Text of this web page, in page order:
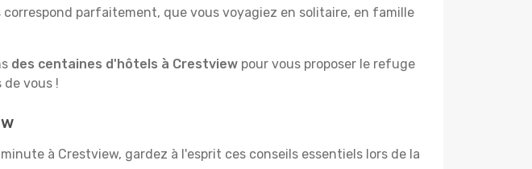
parfaitement, que vous voyagiez en solitaire, en famille
des centaines d'hôtels à Crestview pour vous proposer le refuge
vous !
à Crestview, gardez à l'esprit ces conseils essentiels lors de la